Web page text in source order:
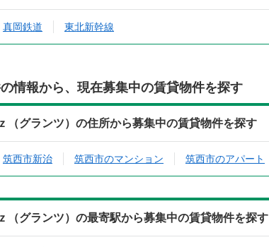
真岡鉄道 東北新幹線
情報から、現在募集中の賃貸物件を探す
（グランツ）の住所から募集中の賃貸物件を探す
筑西市新治 筑西市のマンション 筑西市のアパート
（グランツ）の最寄駅から募集中の賃貸物件を探す